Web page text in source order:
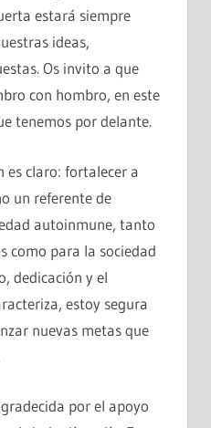
estará siempre
ideas,
Os invito a que
con hombro, en este
tenemos por delante.
es claro: fortalecer a
un referente de
autoinmune, tanto
como para la sociedad
dedicación y el
estoy segura
nuevas metas que
por el apoyo